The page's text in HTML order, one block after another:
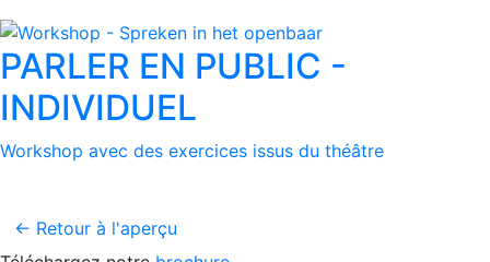
PARLER EN PUBLIC -
INDIVIDUEL
Workshop avec des exercices issus du théâtre
← Retour à l'aperçu